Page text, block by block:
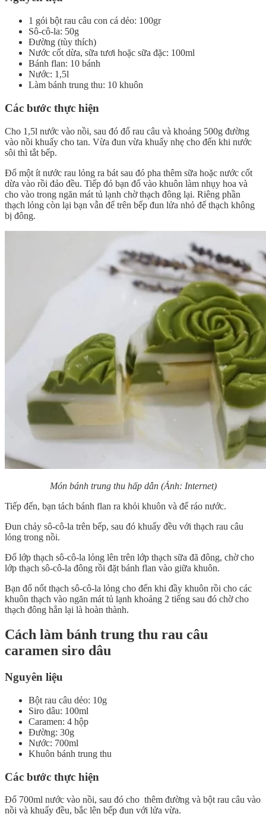
1 gói bột rau câu con cá dẻo: 100gr
Sô-cô-la: 50g
Đường (tùy thích)
Nước cốt dừa, sữa tươi hoặc sữa đặc: 100ml
Bánh flan: 10 bánh
Nước: 1,5l
Làm bánh trung thu: 10 khuôn
Các bước thực hiện
Cho 1,5l nước vào nồi, sau đó đổ rau câu và khoảng 500g đường
vào nồi khuấy cho tan. Vừa đun vừa khuấy nhẹ cho đến khi nước
sôi thì tắt bếp.
Đổ một ít nước rau lỏng ra bát sau đó pha thêm sữa hoặc nước cốt
dừa vào rồi đảo đều. Tiếp đó bạn đổ vào khuôn làm nhụy hoa và
cho vào trong ngăn mát tủ lạnh chờ thạch đông lại. Riêng phần
thạch lỏng còn lại bạn vẫn để trên bếp đun lửa nhỏ để thạch không
bị đông.
Món bánh trung thu hấp dẫn (Ảnh: Internet)
Tiếp đến, bạn tách bánh flan ra khỏi khuôn và để ráo nước.
Đun chảy sô-cô-la trên bếp, sau đó khuấy đều với thạch rau câu
lỏng trong nồi.
Đổ lớp thạch sô-cô-la lỏng lên trên lớp thạch sữa đã đông, chờ cho
lớp thạch sô-cô-la đông rồi đặt bánh flan vào giữa khuôn.
Bạn đổ nốt thạch sô-cô-la lỏng cho đến khi đầy khuôn rồi cho các
khuôn thạch vào ngăn mát tủ lạnh khoảng 2 tiếng sau đó chờ cho
thạch đông hẳn lại là hoàn thành.
Cách làm bánh trung thu rau câu
caramen siro dâu
Nguyên liệu
Bột rau câu dẻo: 10g
Siro dâu: 100ml
Caramen: 4 hộp
Đường: 30g
Nước: 700ml
Khuôn bánh trung thu
Các bước thực hiện
Đổ 700ml nước vào nồi, sau đó cho thêm đường và bột rau câu vào
nồi và khuấy đều, bắc lên bếp đun với lửa vừa.